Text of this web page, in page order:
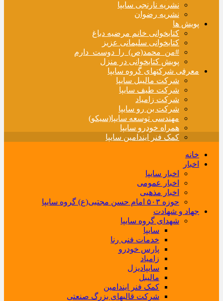
نشریه نارنجی سایپا
نشریه رضوان
پویش ها
کتابخوانی خانم مرضیه دباغ
کتابخوانی سلیمانی عزیز
#من_محمد(ص)_را_دوست_دارم
پویش کتابخوانی در منزل
معرفی شرکتهای گروه سایپا
شرکت مالیبل سایپا
شرکت طیف سایپا
شرکت زامیاد
شرکت بن رو سایپا
مهندسی توسعه سایپا(سیکو)
همراه خودرو سایپا
کمک فنر ایندامین سایپا
خانه
اخبار
اخبار سایپا
اخبار عمومی
اخبار مذهبی
حوزه ۵۰۳ امام حسن مجتبی(ع) گروه سایپا
جهاد و شهادت
شهدای گروه سایپا
سایپا
خدمات فنی رنا
پارس خودرو
زامیاد
سایپادیزل
مالیبل
کمک فنر ایندامین
شرکت قالبهای بزرگ صنعتی